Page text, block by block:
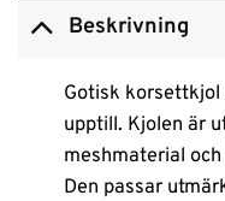
Beskrivning
Gotisk korsettkjol
upptill. Kjolen är
meshmaterial
Den passar